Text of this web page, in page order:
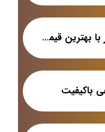
خرید غذای ماهی کپور با بهترین قیمت در بازار مشهد
باکیفیت